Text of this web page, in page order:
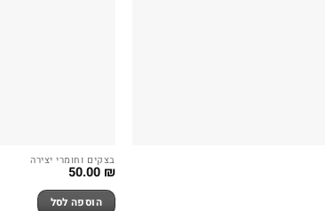
בצקים וחומרי יצירה
50.00 ₪
הוספה לסל